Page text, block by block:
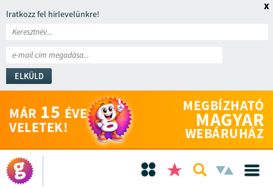
Iratkozz fel hírlevelünkre!
ELKÜLD
x
MÁR 15 ÉVE
VELETEK!
MEGBÍZHATÓ
MAGYAR
WEBÁRUHÁZ